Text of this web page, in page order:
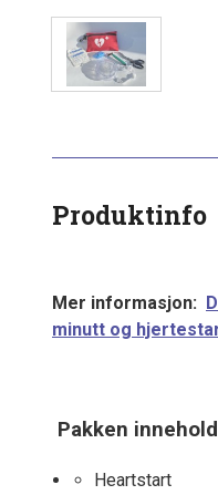
Produktinfo
Mer informasjon:
minutt og
Pakken
Heartstart